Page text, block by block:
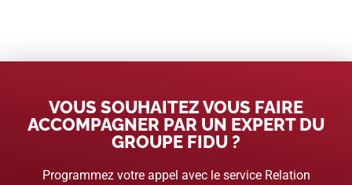
VOUS SOUHAITEZ VOUS FAIRE
ACCOMPAGNER PAR UN EXPERT DU
GROUPE FIDU ?
Programmez votre appel avec le service Relation